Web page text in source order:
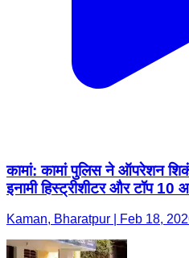
कामां: कामां पुलिस ने ऑपरेशन
इनामी हिस्ट्रीशीटर और टॉप 10
Kaman, Bharatpur | Feb 18,